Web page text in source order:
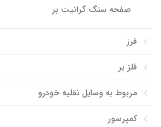
صفحه سنگ گرانیت بر
فرز
فلز بر
مربوط به وسایل نقلیه خودرو
کمپرسور